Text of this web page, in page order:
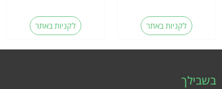
לקניות באתר לקניות באתר
בשבילך